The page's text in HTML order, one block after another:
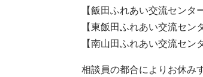
【飯田ふれあい交流セ
【東飯田ふれあい交流
【南山田ふれあい交流
相談員の都合によりお休み